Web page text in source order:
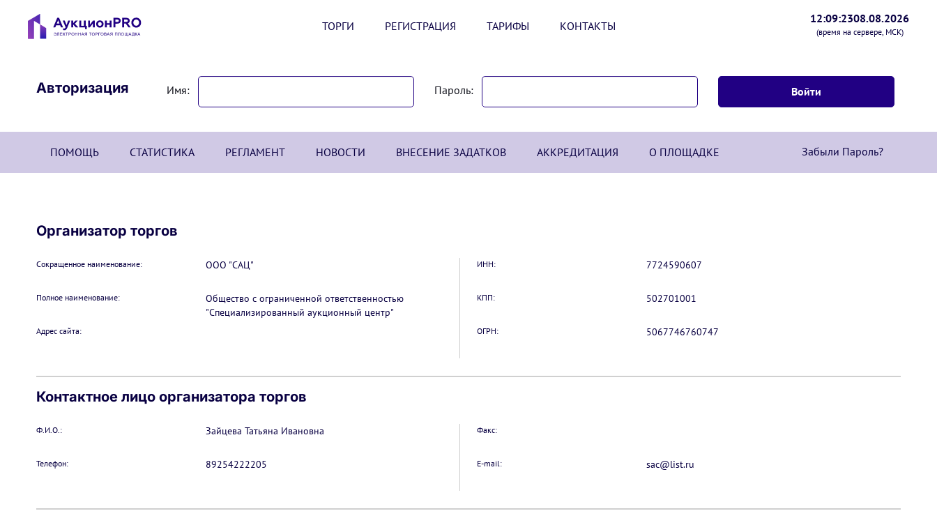
ТОРГИ РЕГИСТРАЦИЯ ТАРИФЫ КОНТАКТЫ
12:09:2408.08.2026
(время на сервере, МСК)
Авторизация Имя: Пароль:
ПОМОЩЬ СТАТИСТИКА РЕГЛАМЕНТ НОВОСТИ ВНЕСЕНИЕ ЗАДАТКОВ АККРЕДИТАЦИЯ О ПЛОЩАДКЕ Забыли Пароль?
Организатор торгов
Сокращенное наименование: ООО "САЦ"
Полное наименование:
Общество с ограниченной ответственностью
"Специализированный аукционный центр"
Адрес сайта:
ИНН: 7724590607
КПП: 502701001
ОГРН: 5067746760747
Контактное лицо организатора торгов
Ф.И.О.: Зайцева Татьяна Ивановна
Телефон: 89254222205
Факс:
E-mail: sac@list.ru